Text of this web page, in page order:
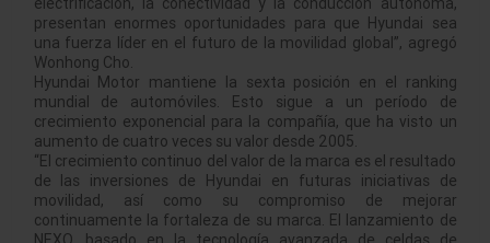
presentan enormes oportunidades para que Hyundai sea
una fuerza líder en el futuro de la movilidad global”, agregó
Wonhong Cho.
Hyundai Motor mantiene la sexta posición en el ranking
mundial de automóviles. Esto sigue a un período de
crecimiento exponencial para la compañía, que ha visto un
aumento de cuatro veces su valor desde 2005.
“El crecimiento continuo del valor de la marca es el resultado
de las inversiones de Hyundai en futuras iniciativas de
movilidad, así como su compromiso de mejorar
continuamente la fortaleza de su marca. El lanzamiento de